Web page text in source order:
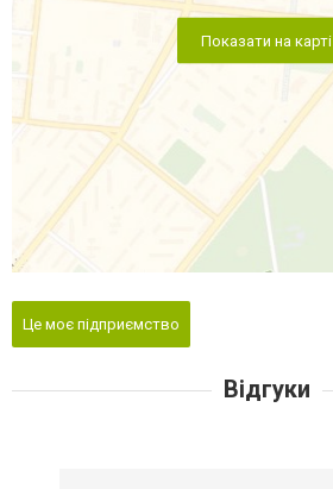
Показати на карті
Це моє підприємство
Відгуки